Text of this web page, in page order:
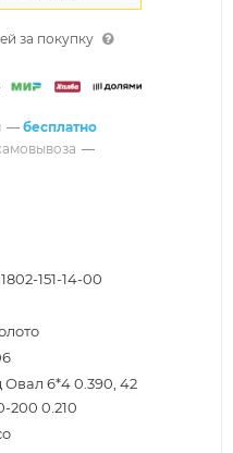
за покупку
— бесплатно
—
151-14-00
Овал 6*4 0.390, 42
200 0.210